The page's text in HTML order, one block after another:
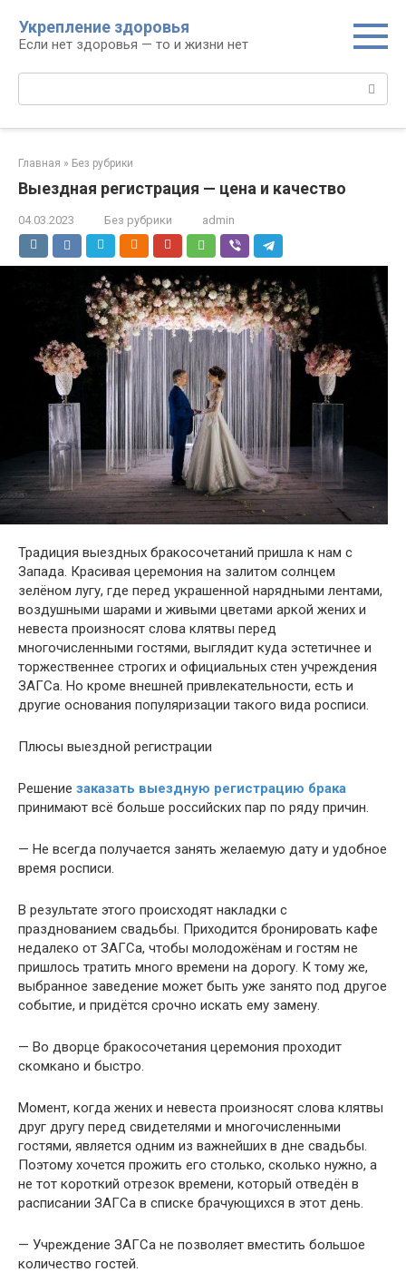
контенту
Укрепление здоровья
Если нет здоровья — то и жизни нет
Поиск:
Главная » Без рубрики
Выездная регистрация — цена и качество
04.03.2023 Без рубрики admin
Традиция выездных бракосочетаний пришла к нам с
Запада. Красивая церемония на залитом солнцем
зелёном лугу, где перед украшенной нарядными лентами,
воздушными шарами и живыми цветами аркой жених и
невеста произносят слова клятвы перед
многочисленными гостями, выглядит куда эстетичнее и
торжественнее строгих и официальных стен учреждения
ЗАГСа. Но кроме внешней привлекательности, есть и
другие основания популяризации такого вида росписи.
Плюсы выездной регистрации
Решение заказать выездную регистрацию брака
принимают всё больше российских пар по ряду причин.
— Не всегда получается занять желаемую дату и удобное
время росписи.
В результате этого происходят накладки с
празднованием свадьбы. Приходится бронировать кафе
недалеко от ЗАГСа, чтобы молодожёнам и гостям не
пришлось тратить много времени на дорогу. К тому же,
выбранное заведение может быть уже занято под другое
событие, и придётся срочно искать ему замену.
— Во дворце бракосочетания церемония проходит
скомкано и быстро.
Момент, когда жених и невеста произносят слова клятвы
друг другу перед свидетелями и многочисленными
гостями, является одним из важнейших в дне свадьбы.
Поэтому хочется прожить его столько, сколько нужно, а
не тот короткий отрезок времени, который отведён в
расписании ЗАГСа в списке брачующихся в этот день.
— Учреждение ЗАГСа не позволяет вместить большое
количество гостей.